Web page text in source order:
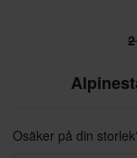
Osäker på din